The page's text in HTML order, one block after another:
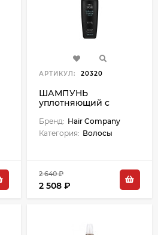
АРТИКУЛ: 20320
ШАМПУНЬ
уплотняющий с
кислотой для волос
(Шаг 1) - 250 мл
Бренд: Hair Company
Категория: Волосы
2 640 ₽
2 508 ₽